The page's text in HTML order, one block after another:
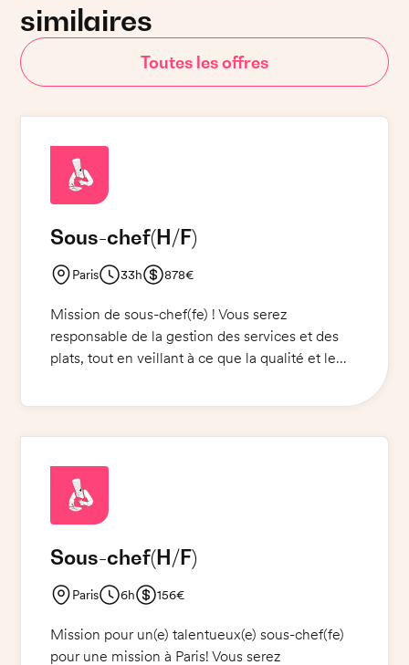
similaires
Toutes les offres
Sous-chef(H/F)
Paris 33h 878€
Mission de sous-chef(fe) ! Vous serez
responsable de la gestion des services et des
plats, tout en veillant à ce que la qualité et le
niveau élevé. Vous aurez la responsabilité de
préparation et de service. Vous devez être
habillé et chaussé de manière appropriée et
respecter les règles de sécurité et d'hygiène.
une bonne communication sont essentielles.
Sous-chef(H/F)
Paris 6h 156€
Mission pour un(e) talentueux(e) sous-chef(fe)
pour une mission à Paris! Vous serez